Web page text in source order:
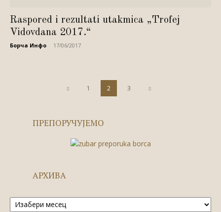
Raspored i rezultati utakmica „Trofej
Vidovdana 2017.“
Борча Инфо 17/06/2017
1 2 3
ПРЕПОРУЧУЈЕМО
АРХИВА
Архива